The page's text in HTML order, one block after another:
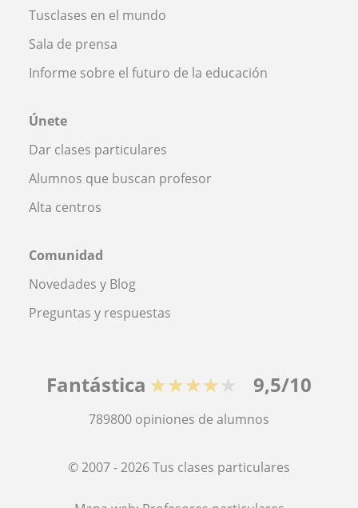
Tusclases en el mundo
Sala de prensa
Informe sobre el futuro de la educación
Únete
Dar clases particulares
Alumnos que buscan profesor
Alta centros
Comunidad
Novedades y Blog
Preguntas y respuestas
Fantástica ★★★★★ 9,5/10
789800 opiniones de alumnos
© 2007 - 2026 Tus clases particulares